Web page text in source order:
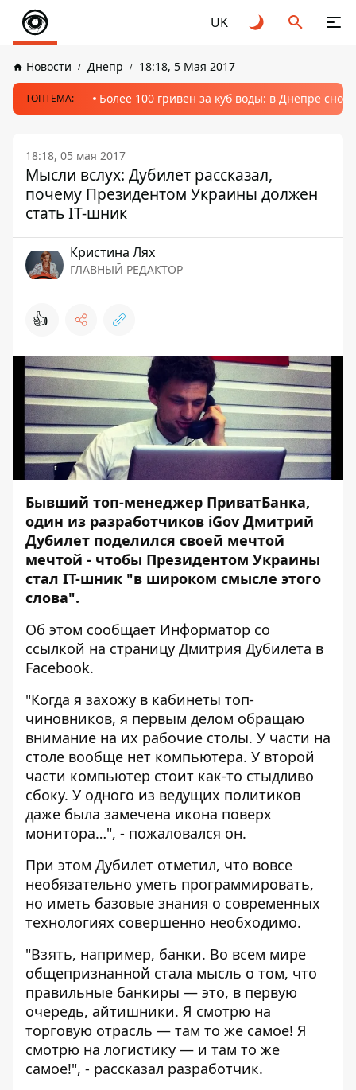
UK
Новости Днепр 18:18, 5 Мая 2017
ТОПТЕМА: Более 100 гривен за куб воды: в Днепре
18:18, 05 мая 2017
Мысли вслух: Дубилет рассказал,
почему Президентом Украины должен
стать IT-шник
Кристина Лях
ГЛАВНЫЙ РЕДАКТОР
👍
Бывший топ-менеджер ПриватБанка,
один из разработчиков iGov Дмитрий
Дубилет поделился своей мечтой
мечтой - чтобы Президентом Украины
стал IT-шник "в широком смысле этого
слова".
Об этом сообщает Информатор со
ссылкой на страницу Дмитрия Дубилета в
Facebook.
"Когда я захожу в кабинеты топ-
чиновников, я первым делом обращаю
внимание на их рабочие столы. У части на
столе вообще нет компьютера. У второй
части компьютер стоит как-то стыдливо
сбоку. У одного из ведущих политиков
даже была замечена икона поверх
монитора…", - пожаловался он.
При этом Дубилет отметил, что вовсе
необязательно уметь программировать,
но иметь базовые знания о современных
технологиях совершенно необходимо.
"Взять, например, банки. Во всем мире
общепризнанной стала мысль о том, что
правильные банкиры — это, в первую
очередь, айтишники. Я смотрю на
торговую отрасль — там то же самое! Я
смотрю на логистику — и там то же
самое!", - рассказал разработчик.